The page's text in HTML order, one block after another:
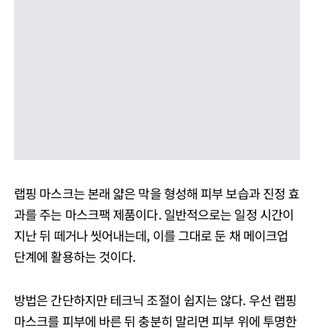
랩핑 마스크는 본래 얇은 막을 형성해 피부 보습과 진정 효
과를 주는 마스크팩 제품이다. 일반적으로는 일정 시간이
지난 뒤 떼거나 씻어내는데, 이를 그대로 둔 채 메이크업
단계에 활용하는 것이다.
방법은 간단하지만 테크닉 조절이 쉽지는 않다. 우선 랩핑
마스크를 피부에 바른 뒤 충분히 말리면 피부 위에 투명한